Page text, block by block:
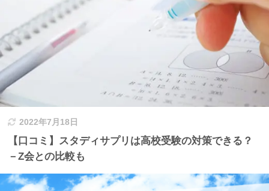
2022年7月18日
【口コミ】スタディサプリは高校受験の対策できる？
－Z会との比較も